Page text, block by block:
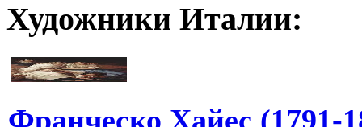
Художники Италии:
Франческо Хайес (1791-